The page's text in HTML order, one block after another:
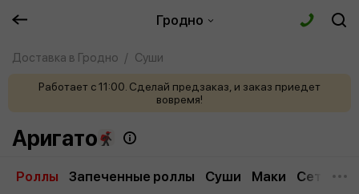
Гродно
Доставка в Гродно Суши
Работает с 11:00. Сделай предзаказ, и заказ приедет
вовремя!
Аригато
Роллы Запеченные роллы Суши Маки Сеты